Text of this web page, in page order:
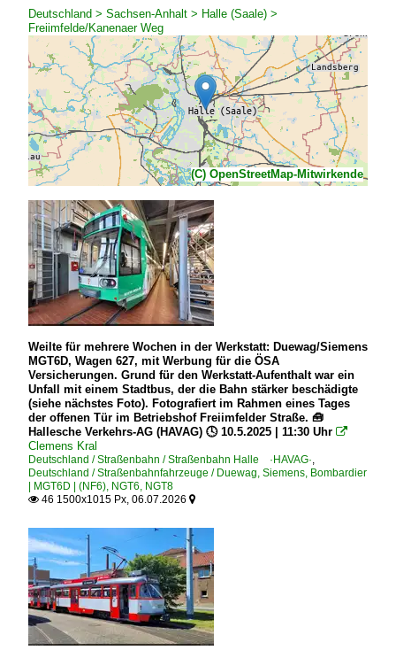
Deutschland > Sachsen-Anhalt > Halle (Saale) >
Freiimfelde/Kanenaer Weg
(C) OpenStreetMap-Mitwirkende
Weilte für mehrere Wochen in der Werkstatt: Duewag/Siemens
MGT6D, Wagen 627, mit Werbung für die ÖSA
Versicherungen. Grund für den Werkstatt-Aufenthalt war ein
Unfall mit einem Stadtbus, der die Bahn stärker beschädigte
(siehe nächstes Foto). Fotografiert im Rahmen eines Tages
der offenen Tür im Betriebshof Freiimfelder Straße. 🧰
Hallesche Verkehrs-AG (HAVAG) 🕓 10.5.2025 | 11:30 Uhr 
Clemens Kral
Deutschland / Straßenbahn / Straßenbahn Halle ·HAVAG·,
Deutschland / Straßenbahnfahrzeuge / Duewag, Siemens, Bombardier
| MGT6D | (NF6), NGT6, NGT8
 46 1500x1015 Px, 06.07.2026 